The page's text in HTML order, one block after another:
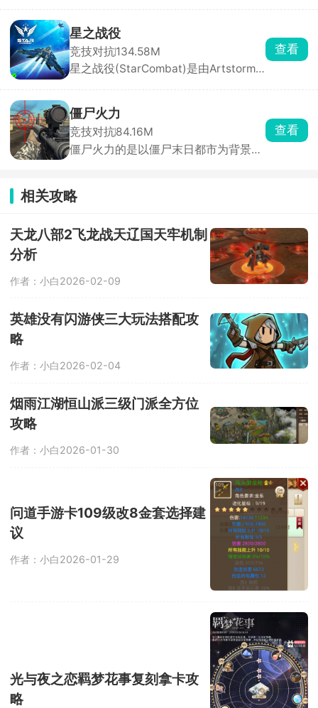
风，2D横版卷轴玩法搭配极佳的打击感
与操作感。你将扮演暗影忍者超级英
雄，角色由不同颜色的光与暗影组成，
手持武士刀闯入黑暗世界，铲除邪恶、
星之战役
竞技对抗134.58M
星之战役(StarCombat)是由Artstorm
术，搭配环绕音效，带来身临其境的太
空飞行体验。你将驾驶多用途太空战机
穿梭于浩瀚银河，与其他玩家或派系展
开激烈军事冲突。
查看
僵尸火力
竞技对抗84.16M
僵尸火力的是以僵尸末日都市为背景打
末日世界中，与海量僵尸展开殊死搏
斗。游戏采用PRB影视级画面渲染技
强。武器系统十分丰富，机枪、手枪、
炸弹等各类经典枪械高度还原。
查看
相关攻略
天龙八部2飞龙战天辽国天牢机制
分析
作者：小白2026-02-09
英雄没有闪游侠三大玩法搭配攻
略
作者：小白2026-02-04
烟雨江湖恒山派三级门派全方位
攻略
作者：小白2026-01-30
问道手游卡109级改8金套选择建
议
作者：小白2026-01-29
光与夜之恋羁梦花事复刻拿卡攻
略